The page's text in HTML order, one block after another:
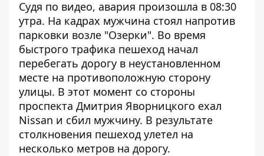
Судя по видео, авария произошла в 08:30
утра. На кадрах мужчина стоял напротив
парковки возле "Озерки". Во время
быстрого трафика пешеход начал
перебегать дорогу в неустановленном
месте на противоположную сторону
улицы. В этот момент со стороны
проспекта Дмитрия Яворницкого ехал
Nissan и сбил мужчину. В результате
столкновения пешеход улетел на
несколько метров на дорогу.